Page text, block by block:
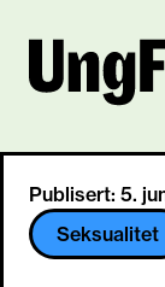
Seksualitet
Publisert: 5.